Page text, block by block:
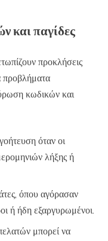
και παγίδες
προκλήσεις
κωδικών και
όταν οι
λήξης ή
όπου αγόρασαν
ή ήδη εξαργυρωμένοι.
μπορεί να